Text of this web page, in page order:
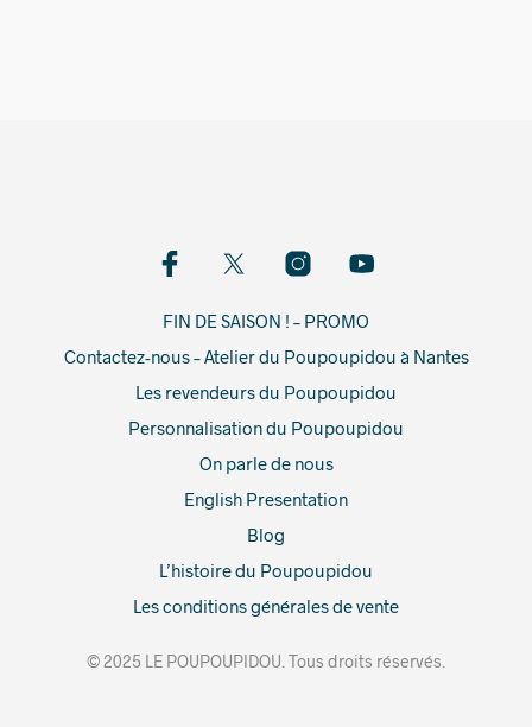
FIN DE SAISON ! – PROMO
Contactez-nous – Atelier du Poupoupidou à Nantes
Les revendeurs du Poupoupidou
Personnalisation du Poupoupidou
On parle de nous
English Presentation
Blog
L’histoire du Poupoupidou
Les conditions générales de vente
© 2025 LE POUPOUPIDOU. Tous droits réservés.